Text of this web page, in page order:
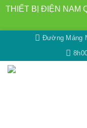
THIẾT BỊ ĐIỆN NAM
nội
dung
Đường Máng